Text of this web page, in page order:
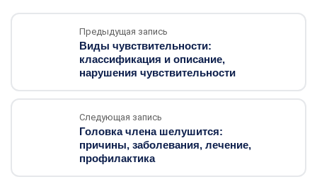
Предыдущая запись
Виды чувствительности:
классификация и описание,
нарушения чувствительности
Следующая запись
Головка члена шелушится:
причины, заболевания, лечение,
профилактика